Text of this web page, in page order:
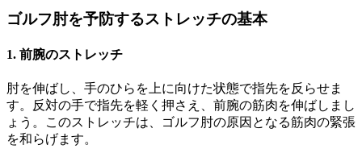
ゴルフ肘を予防するストレッチの基本
1. 前腕のストレッチ
肘を伸ばし、手のひらを上に向けた状態で指先を反らせま
す。反対の手で指先を軽く押さえ、前腕の筋肉を伸ばしまし
ょう。このストレッチは、ゴルフ肘の原因となる筋肉の緊張
を和らげます。